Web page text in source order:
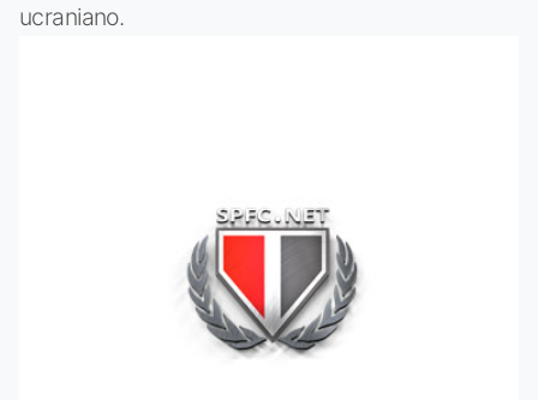
ucraniano.